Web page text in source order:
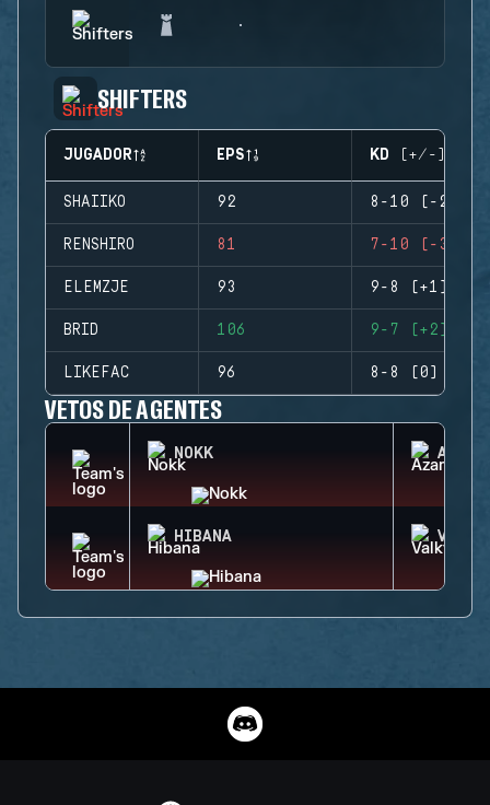
SHIFTERS
JUGADOR EPS KD (+/-)
SHAIIKO 92 8-10 (-2)
RENSHIRO 81 7-10 (-3)
ELEMZJE 93 9-8 (+1)
BRID 106 9-7 (+2)
LIKEFAC 96 8-8 (0)
VETOS DE AGENTES
NOKK AZAMI
HIBANA